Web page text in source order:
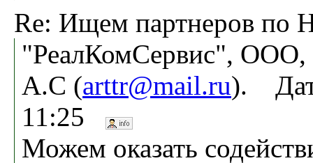
Re: Ищем партнеров по
"РеалКомСервис", ООО,
А.С (arttr@mail.ru).
11:25
Можем оказать